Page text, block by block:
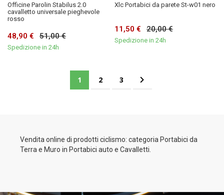
Officine Parolin Stabilus 2.0
cavalletto universale pieghevole
rosso
48,90 € 51,00 €
Spedizione in 24h
Xlc Portabici da parete St-w01 nero
11,50 € 20,00 €
Spedizione in 24h
Attualmente stai leggendo la pagina
1 Pagina
2 Pagina
3 Pagina
Successivo
Vendita online di prodotti ciclismo: categoria Portabici da
Terra e Muro in Portabici auto e Cavalletti.